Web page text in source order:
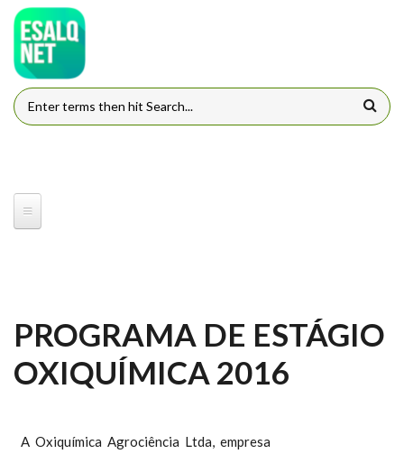
Pular para o conteúdo principal
FORMULÁRIO DE BUSCA
PROGRAMA DE ESTÁGIO
OXIQUÍMICA 2016
A Oxiquímica Agrociência Ltda, empresa